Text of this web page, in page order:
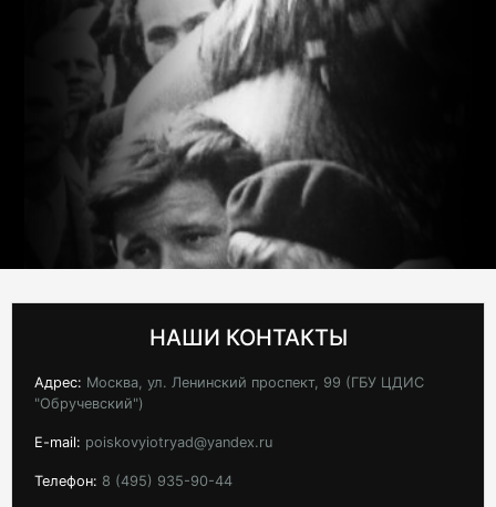
НАШИ КОНТАКТЫ
Адрес: Москва, ул. Ленинский проспект, 99 (ГБУ ЦДИС
"Обручевский")
E-mail: poiskovyiotryad@yandex.ru
Телефон: 8 (495) 935-90-44